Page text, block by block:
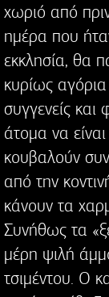
χωριό από
ημέρα που
εκκλησία, θα
κυρίως αγόρια
συγγενείς και
άτομα να
κουβαλούν
από την
κάνουν τα
Συνήθως τα
μέρη ψιλή
τσιμέντου. Ο